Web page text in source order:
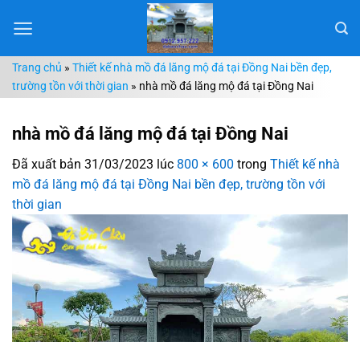
đến
dungTrang chủ » Thiết kế nhà mồ đá lăng mộ đá tại Đồng Nai bền đẹp,
trường tồn với thời gian » nhà mồ đá lăng mộ đá tại Đồng Nai
nhà mồ đá lăng mộ đá tại Đồng Nai
Đã xuất bản 31/03/2023 lúc 800 × 600 trong Thiết kế nhà
mồ đá lăng mộ đá tại Đồng Nai bền đẹp, trường tồn với
thời gian